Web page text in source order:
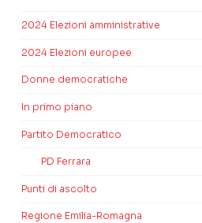
2024 Elezioni amministrative
2024 Elezioni europee
Donne democratiche
In primo piano
Partito Democratico
PD Ferrara
Punti di ascolto
Regione Emilia-Romagna